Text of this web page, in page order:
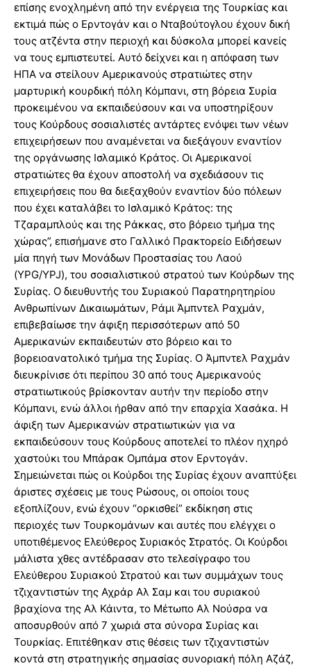
επίσης ενοχλημένη από την ενέργεια της Τουρκίας και
εκτιμά πώς ο Ερντογάν και ο Νταβούτογλου έχουν δική
τους ατζέντα στην περιοχή και δύσκολα μπορεί κανείς
να τους εμπιστευτεί. Αυτό δείχνει και η απόφαση των
ΗΠΑ να στείλουν Αμερικανούς στρατιώτες στην
μαρτυρική κουρδική πόλη Κόμπανι, στη βόρεια Συρία
προκειμένου να εκπαιδεύσουν και να υποστηρίξουν
τους Κούρδους σοσιαλιστές αντάρτες ενόψει των νέων
επιχειρήσεων που αναμένεται να διεξάγουν εναντίον
της οργάνωσης Ισλαμικό Κράτος. Οι Αμερικανοί
στρατιώτες θα έχουν αποστολή να σχεδιάσουν τις
επιχειρήσεις που θα διεξαχθούν εναντίον δύο πόλεων
που έχει καταλάβει το Ισλαμικό Κράτος: της
Τζαραμπλούς και της Ράκκας, στο βόρειο τμήμα της
χώρας”, επισήμανε στο Γαλλικό Πρακτορείο Ειδήσεων
μία πηγή των Μονάδων Προστασίας του Λαού
(YPG/YPJ), του σοσιαλιστικού στρατού των Κούρδων της
Συρίας. Ο διευθυντής του Συριακού Παρατηρητηρίου
Ανθρωπίνων Δικαιωμάτων, Ράμι Άμπντελ Ραχμάν,
επιβεβαίωσε την άφιξη περισσότερων από 50
Αμερικανών εκπαιδευτών στο βόρειο και το
βορειοανατολικό τμήμα της Συρίας. Ο Άμπντελ Ραχμάν
διευκρίνισε ότι περίπου 30 από τους Αμερικανούς
στρατιωτικούς βρίσκονταν αυτήν την περίοδο στην
Κόμπανι, ενώ άλλοι ήρθαν από την επαρχία Χασάκα. Η
άφιξη των Αμερικανών στρατιωτικών για να
εκπαιδεύσουν τους Κούρδους αποτελεί το πλέον ηχηρό
χαστούκι του Μπάρακ Ομπάμα στον Ερντογάν.
Σημειώνεται πώς οι Κούρδοι της Συρίας έχουν αναπτύξει
άριστες σχέσεις με τους Ρώσους, οι οποίοι τους
εξοπλίζουν, ενώ έχουν “ορκισθεί” εκδίκηση στις
περιοχές των Τουρκομάνων και αυτές που ελέγχει ο
υποτιθέμενος Ελεύθερος Συριακός Στρατός. Οι Κούρδοι
μάλιστα χθες αντέδρασαν στο τελεσίγραφο του
Ελεύθερου Συριακού Στρατού και των συμμάχων τους
τζιχαντιστών της Αχράρ Αλ Σαμ και του συριακού
βραχίονα της Αλ Κάιντα, το Μέτωπο Αλ Νούσρα να
αποσυρθούν από 7 χωριά στα σύνορα Συρίας και
Τουρκίας. Επιτέθηκαν στις θέσεις των τζιχαντιστών
κοντά στη στρατηγικής σημασίας συνοριακή πόλη Αζάζ,